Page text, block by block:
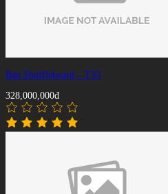
Bàn Shuffleboard – T33
328,000,000đ